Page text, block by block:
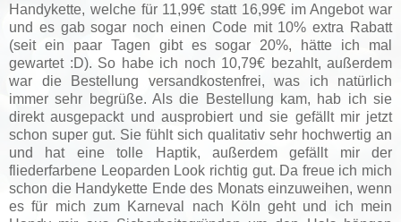
Handykette, welche für 11,99€ statt 16,99€ im Angebot war
und es gab sogar noch einen Code mit 10% extra Rabatt
(seit ein paar Tagen gibt es sogar 20%, hätte ich mal
gewartet :D). So habe ich noch 10,79€ bezahlt, außerdem
war die Bestellung versandkostenfrei, was ich natürlich
immer sehr begrüße. Als die Bestellung kam, hab ich sie
direkt ausgepackt und ausprobiert und sie gefällt mir jetzt
schon super gut. Sie fühlt sich qualitativ sehr hochwertig an
und hat eine tolle Haptik, außerdem gefällt mir der
fliederfarbene Leoparden Look richtig gut. Da freue ich mich
schon die Handykette Ende des Monats einzuweihen, wenn
es für mich zum Karneval nach Köln geht und ich mein